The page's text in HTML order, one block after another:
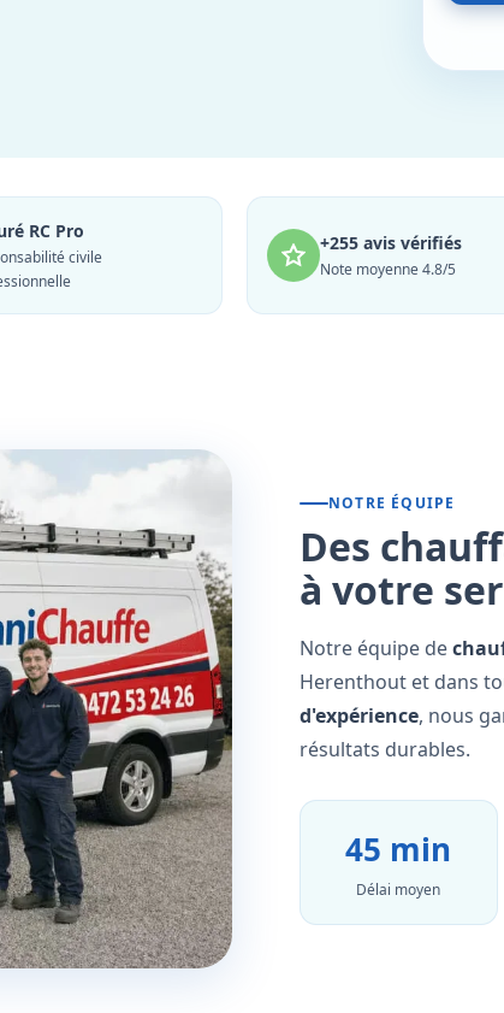
RC Pro
civile
+255 avis vérifiés
Note moyenne 4.8/5
NOTRE ÉQUIPE
Des
à votre
Notre équipe de
Herenthout et dans
d'expérience, nous
résultats durables.
45 min
Délai moyen